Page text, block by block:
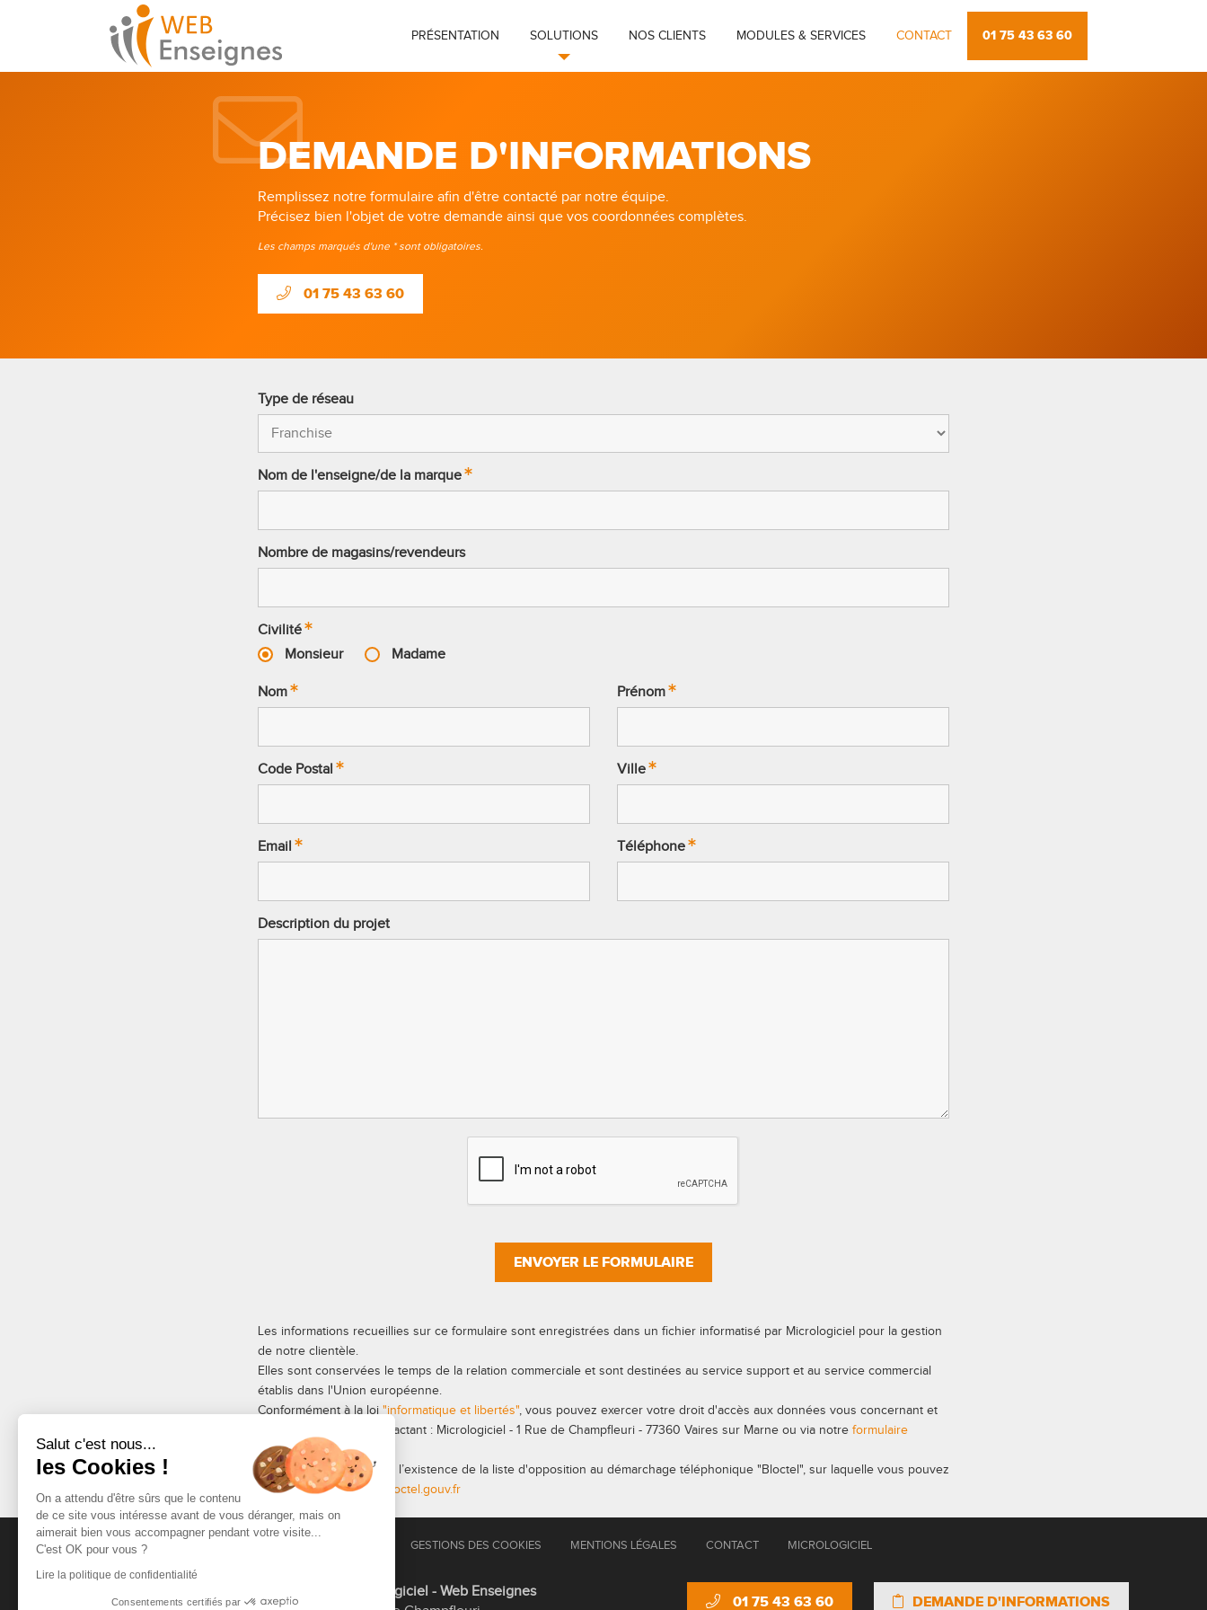
PRÉSENTATION SOLUTIONS NOS CLIENTS MODULES & SERVICES CONTACT 01 75 43 63 60
DEMANDE D'INFORMATIONS
Remplissez notre formulaire afin d'être contacté par notre équipe.
Précisez bien l'objet de votre demande ainsi que vos coordonnées complètes.
Les champs marqués d'une * sont obligatoires.
01 75 43 63 60
Type de réseau
Nom de l'enseigne/de la marque
Nombre de magasins/revendeurs
Civilité
Monsieur
Madame
Nom Prénom
Code Postal Ville
Email Téléphone
Description du projet
ENVOYER LE FORMULAIRE
Les informations recueillies sur ce formulaire sont enregistrées dans un fichier informatisé par Micrologiciel pour la gestion
de notre clientèle.
Elles sont conservées le temps de la relation commerciale et sont destinées au service support et au service commercial
établis dans l'Union européenne.
Conformément à la loi "informatique et libertés", vous pouvez exercer votre droit d'accès aux données vous concernant et
les faire rectifier en contactant : Micrologiciel - 1 Rue de Champfleuri - 77360 Vaires sur Marne ou via notre formulaire
contact.
Nous vous informons de l’existence de la liste d'opposition au démarchage téléphonique "Bloctel", sur laquelle vous pouvez
vous inscrire ici :www.bloctel.gouv.fr
GESTIONS DES COOKIES MENTIONS LÉGALES CONTACT MICROLOGICIEL
Micrologiciel - Web Enseignes
01 75 43 63 60 DEMANDE D'INFORMATIONS
Salut c'est nous...
les Cookies !
On a attendu d'être sûrs que le contenu
de ce site vous intéresse avant de vous déranger, mais on
aimerait bien vous accompagner pendant votre visite...
C'est OK pour vous ?
Lire la politique de confidentialité
Consentements certifiés par